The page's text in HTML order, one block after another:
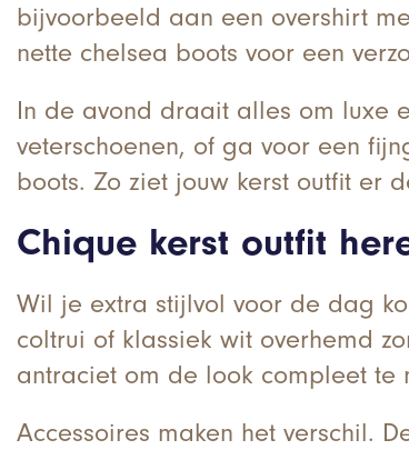
bijvoorbeeld aan een overshirt
nette chelsea boots voor een
In de avond draait alles om luxe
veterschoenen, of ga voor een
boots. Zo ziet jouw kerst outfit er
Chique kerst outfit
Wil je extra stijlvol voor de dag
coltrui of klassiek wit overhemd
antraciet om de look compleet te
Accessoires maken het verschil.